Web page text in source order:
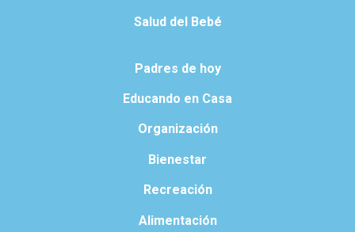
Salud del Bebé
Padres de hoy
Educando en Casa
Organización
Bienestar
Recreación
Alimentación